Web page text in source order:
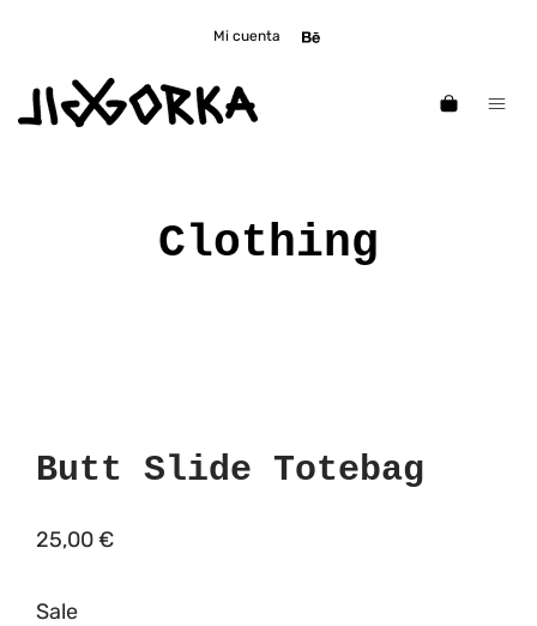
Mi cuenta
Clothing
Butt Slide Totebag
25,00€
Sale